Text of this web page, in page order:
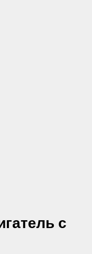
с